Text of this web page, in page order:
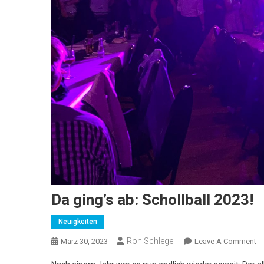
Da ging’s ab: Schollball 2023!
Neuigkeiten
März 30, 2023 Ron Schlegel Leave A Comment